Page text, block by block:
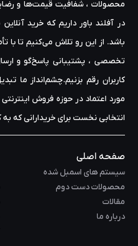
محصولات ، شفافیت قیمت‌ها و
در آفلند باور داریم که خرید
باشد. از این رو تلاش می‌کنیم تا با
تخصصی ، پشتیبانی پاسخ‌گو و ارسال
کاربران رقم بزنیم.چشم‌انداز ما
مورد اعتماد در حوزه‌ فروش
انتخابی نخست برای خریدارانی که
صفحه اصلی
سیستم های اسمبل شده
محصولات دست دوم
مقالات
درباره ما